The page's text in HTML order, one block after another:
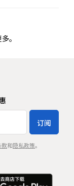
。
订阅
款和隐私政策。